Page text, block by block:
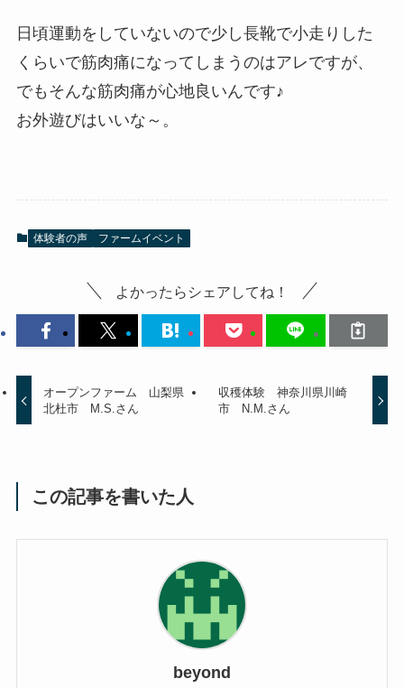
日頃運動をしていないので少し長靴で小走りした
くらいで筋肉痛になってしまうのはアレですが、
でもそんな筋肉痛が心地良いんです♪
お外遊びはいいな～。
体験者の声 ファームイベント
よかったらシェアしてね！
オープンファーム 山梨県
北杜市 M.S.さん
収穫体験 神奈川県川崎
市 N.M.さん
この記事を書いた人
beyond